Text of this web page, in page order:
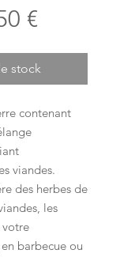
€
stock
contenant
viandes.
des herbes de
les
votre
barbecue ou